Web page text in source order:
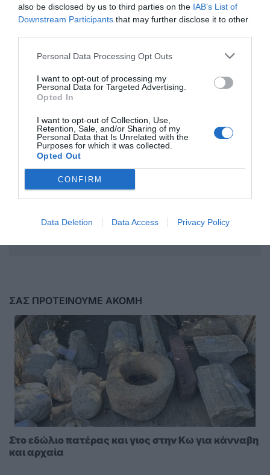
also be disclosed by us to third parties on the IAB’s List of
Downstream Participants that may further disclose it to other
Personal Data Processing Opt Outs
I want to opt-out of processing my
Personal Data for Targeted Advertising.
Opted In
I want to opt-out of Collection, Use,
Retention, Sale, and/or Sharing of my
Personal Data that Is Unrelated with the
Purposes for which it was collected.
Opted Out
CONFIRM
Data Deletion Data Access Privacy Policy
ΤΙΤΛΟΣ
Αποστολή
ΣΑΣ ΠΡΟΤΕΙΝΟΥΜΕ ΑΚΟΜΗ
Στο εδώλιο πατέρας και γιος στην Κω για κάνναβη
και αρχαία